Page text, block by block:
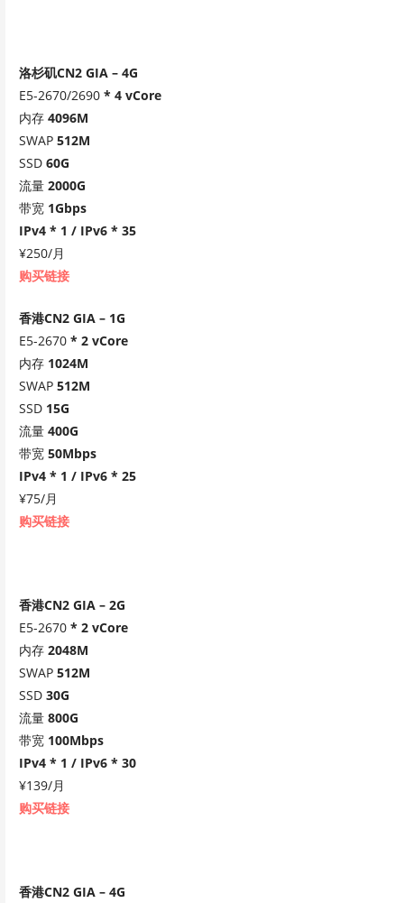
洛杉矶CN2 GIA – 4G
E5-2670/2690 * 4 vCore
内存 4096M
SWAP 512M
SSD 60G
流量 2000G
带宽 1Gbps
IPv4 * 1 / IPv6 * 35
¥250/月
购买链接
香港CN2 GIA – 1G
E5-2670 * 2 vCore
内存 1024M
SWAP 512M
SSD 15G
流量 400G
带宽 50Mbps
IPv4 * 1 / IPv6 * 25
¥75/月
购买链接
香港CN2 GIA – 2G
E5-2670 * 2 vCore
内存 2048M
SWAP 512M
SSD 30G
流量 800G
带宽 100Mbps
IPv4 * 1 / IPv6 * 30
¥139/月
购买链接
香港CN2 GIA – 4G